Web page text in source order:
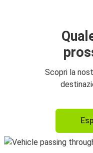
Scopri la